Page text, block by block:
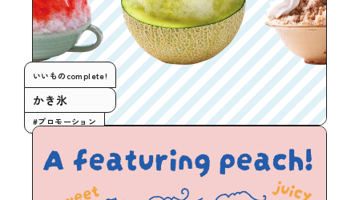
いいものcomplete!
かき氷
#プロモーション